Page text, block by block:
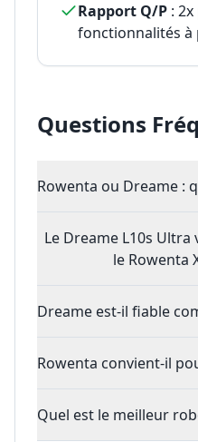
Rapport Q/P :
fonctionnalités à
Questions
Rowenta ou Dreame :
Le Dreame L10s
le Rowenta
Dreame est-il fiable
Rowenta convient-il
Quel est le meilleur